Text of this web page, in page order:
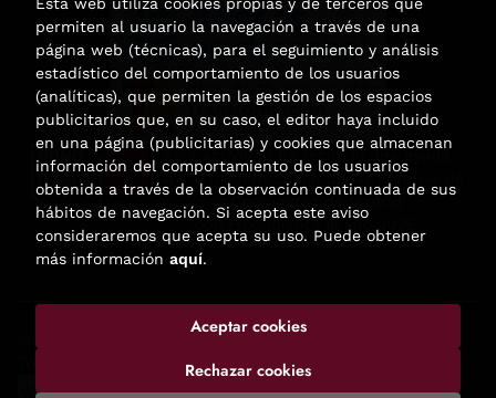
Esta actividad ha recibido una ayuda
para la modernización de las librerías de
la Comunidad de Madrid
correspondiente al año 2025.
. Todos los Derechos Reservados |
permiten al usuario la navegación a través de una
página web (técnicas), para el seguimiento y análisis
estadístico del comportamiento de los usuarios
(analíticas), que permiten la gestión de los espacios
publicitarios que, en su caso, el editor haya incluido
en una página (publicitarias) y cookies que almacenan
información del comportamiento de los usuarios
obtenida a través de la observación continuada de sus
hábitos de navegación. Si acepta este aviso
consideraremos que acepta su uso. Puede obtener
más información aquí.
Rechazar cookies
Aceptar cookies